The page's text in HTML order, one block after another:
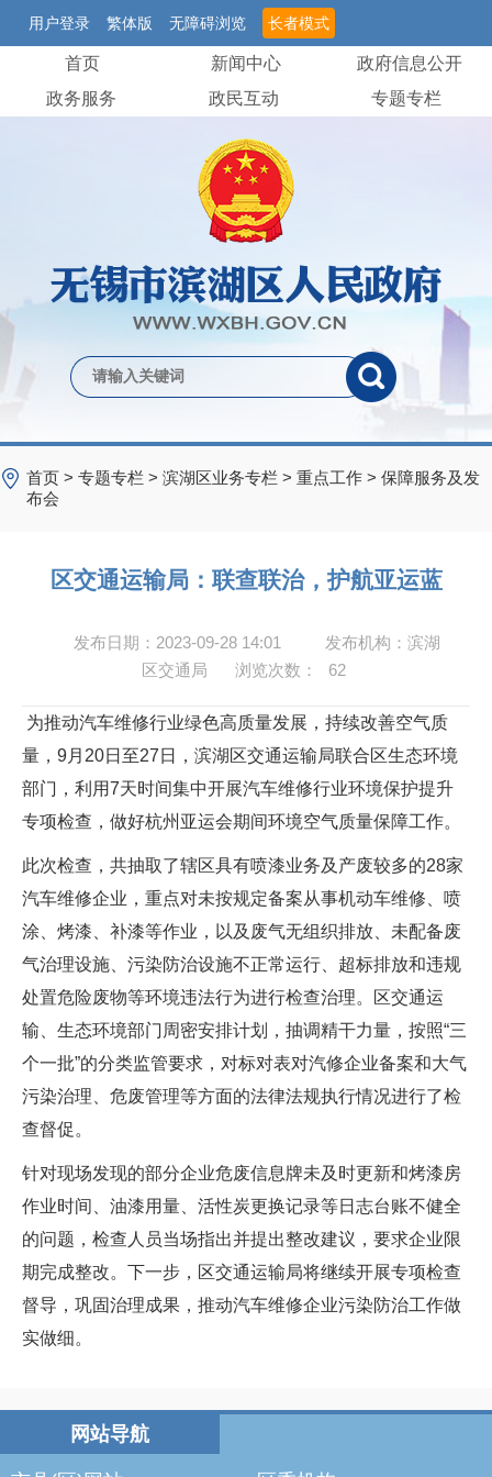
用户登录 繁体版 无障碍浏览 长者模式
首页 新闻中心
政府信息公开
政务服务
政民互动 专题专栏
首页 > 专题专栏 > 滨湖区业务专栏 > 重点工作 > 保障服务及发
布会
区交通运输局：联查联治，护航亚运蓝
发布日期：2023-09-28 14:01
发布机构：滨湖
区交通局
浏览次数： 62
为推动汽车维修行业绿色高质量发展，持续改善空气质
量，9月20日至27日，滨湖区交通运输局联合区生态环境
部门，利用7天时间集中开展汽车维修行业环境保护提升
专项检查，做好杭州亚运会期间环境空气质量保障工作。
此次检查，共抽取了辖区具有喷漆业务及产废较多的28家
汽车维修企业，重点对未按规定备案从事机动车维修、喷
涂、烤漆、补漆等作业，以及废气无组织排放、未配备废
气治理设施、污染防治设施不正常运行、超标排放和违规
处置危险废物等环境违法行为进行检查治理。区交通运
输、生态环境部门周密安排计划，抽调精干力量，按照“三
个一批”的分类监管要求，对标对表对汽修企业备案和大气
污染治理、危废管理等方面的法律法规执行情况进行了检
查督促。
针对现场发现的部分企业危废信息牌未及时更新和烤漆房
作业时间、油漆用量、活性炭更换记录等日志台账不健全
的问题，检查人员当场指出并提出整改建议，要求企业限
期完成整改。下一步，区交通运输局将继续开展专项检查
督导，巩固治理成果，推动汽车维修企业污染防治工作做
实做细。